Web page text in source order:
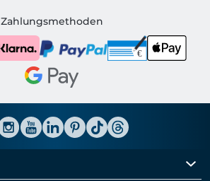
Shirtinator AT
Zahlungsmethoden